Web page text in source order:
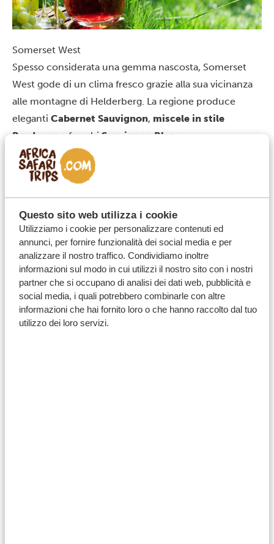
Questo sito web utilizza i cookie
Utilizziamo i cookie per personalizzare contenuti ed
annunci, per fornire funzionalità dei social media e per
analizzare il nostro traffico. Condividiamo inoltre
informazioni sul modo in cui utilizzi il nostro sito con i nostri
partner che si occupano di analisi dei dati web, pubblicità e
social media, i quali potrebbero combinarle con altre
informazioni che hai fornito loro o che hanno raccolto dal tuo
utilizzo dei loro servizi.
Somerset West
Spesso considerata una gemma nascosta, Somerset
West gode di un clima fresco grazie alla sua vicinanza
alle montagne di Helderberg. La regione produce
eleganti Cabernet Sauvignon, miscele in stile
Bordeaux
e freschi Sauvignon Blanc
Da provare:Cabernet Sauvignon, taglio bordolese e
Sauvignon Blanc.
Cantine da provare:
A breve distanza dalla vivace città di Città del Capo,
troviamo Durbanville.